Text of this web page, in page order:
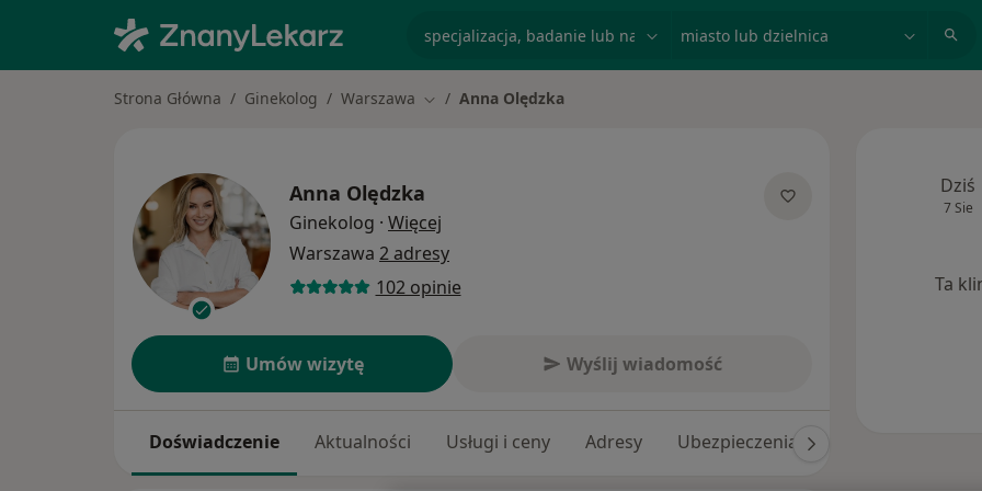
Strona Główna Ginekolog Warszawa Zmień miasto
Anna Olędzka
Anna Olędzka
Ginekolog · Więcej
Warszawa 2 adresy
102 opinie
Umów wizytę Wyślij wiadomość
Doświadczenie Aktualności Usługi i ceny Adresy Ubezpieczenia
Dziś
7 Sie
Ta